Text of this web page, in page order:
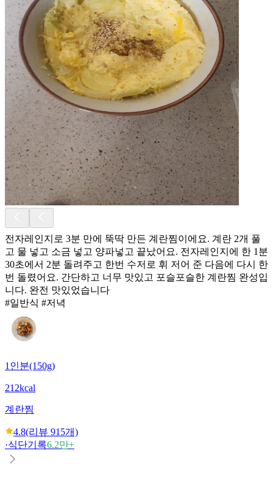
전자레인지로 3분 만에 뚝딱 만든 계란찜이에요. 계란 2개 풀
고 물 넣고 소금 넣고 양파넣고 끝났어요. 전자레인지에 한 1분
30초에서 2분 돌려주고 한번 수저로 휘 저어 준 다음에 다시 한
번 돌렸어요. 간단하고 너무 맛있고 포슬포슬한 계란찜 완성입
니다. 완전 맛있었습니다
#일반식 #저녁
1인분(150g)
212kcal
계란찜
4.8(리뷰 915개)
·식단기록6.2만+